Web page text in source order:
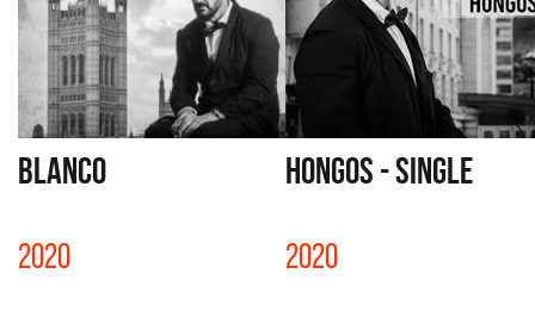
BLANCO
2020
HONGOS - SINGLE
2020